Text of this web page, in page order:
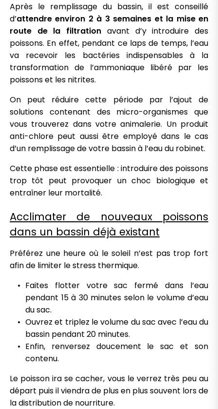
Après le remplissage du bassin, il est conseillé
d’attendre environ 2 à 3 semaines et la mise en
route de la filtration avant d’y introduire des
poissons. En effet, pendant ce laps de temps, l’eau
va recevoir les bactéries indispensables à la
transformation de l’ammoniaque libéré par les
poissons et les nitrites.
On peut réduire cette période par l’ajout de
solutions contenant des micro-organismes que
vous trouverez dans votre animalerie. Un produit
anti-chlore peut aussi être employé dans le cas
d’un remplissage de votre bassin à l’eau du robinet.
Cette phase est essentielle : introduire des poissons
trop tôt peut provoquer un choc biologique et
entraîner leur mortalité.
Acclimater de nouveaux poissons
dans un bassin déjà existant
Préférez une heure où le soleil n’est pas trop fort
afin de limiter le stress thermique.
Faites flotter votre sac fermé dans l’eau
pendant 15 à 30 minutes selon le volume d’eau
du sac.
Ouvrez et triplez le volume du sac avec l’eau du
bassin pendant 20 minutes.
Enfin, renversez doucement le sac et son
contenu.
Le poisson ira se cacher, vous le verrez très peu au
départ puis il viendra de plus en plus souvent lors de
la distribution de nourriture.